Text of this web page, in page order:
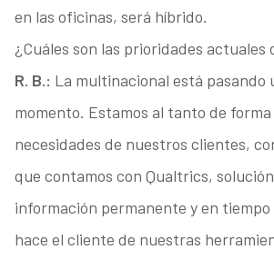
en las oficinas, será híbrido.
¿Cuáles son las prioridades actuales
R. B.: La multinacional está pasando
momento. Estamos al tanto de
necesidades de nuestros clientes,
que contamos con Qualtrics,
información permanente y en tiempo
hace el cliente de nuestras